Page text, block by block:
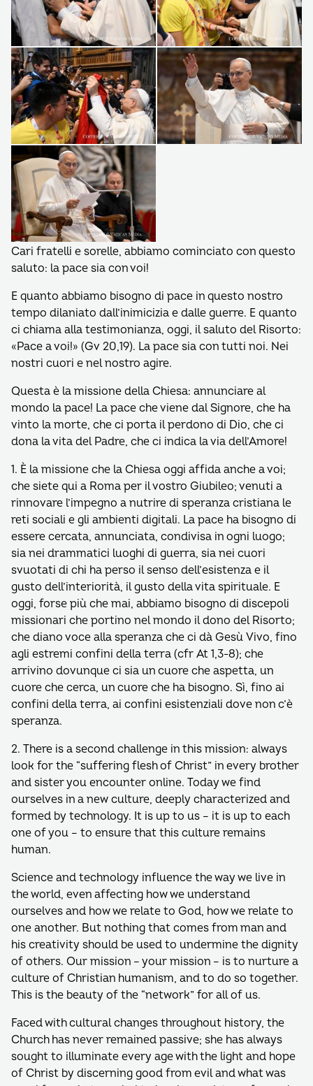
Cari fratelli e sorelle, abbiamo cominciato con questo
saluto: la pace sia con voi!
E quanto abbiamo bisogno di pace in questo nostro
tempo dilaniato dall’inimicizia e dalle guerre. E quanto
ci chiama alla testimonianza, oggi, il saluto del Risorto:
«Pace a voi!» (Gv 20,19). La pace sia con tutti noi. Nei
nostri cuori e nel nostro agire.
Questa è la missione della Chiesa: annunciare al
mondo la pace! La pace che viene dal Signore, che ha
vinto la morte, che ci porta il perdono di Dio, che ci
dona la vita del Padre, che ci indica la via dell’Amore!
1. È la missione che la Chiesa oggi affida anche a voi;
che siete qui a Roma per il vostro Giubileo; venuti a
rinnovare l’impegno a nutrire di speranza cristiana le
reti sociali e gli ambienti digitali. La pace ha bisogno di
essere cercata, annunciata, condivisa in ogni luogo;
sia nei drammatici luoghi di guerra, sia nei cuori
svuotati di chi ha perso il senso dell’esistenza e il
gusto dell’interiorità, il gusto della vita spirituale. E
oggi, forse più che mai, abbiamo bisogno di discepoli
missionari che portino nel mondo il dono del Risorto;
che diano voce alla speranza che ci dà Gesù Vivo, fino
agli estremi confini della terra (cfr At 1,3-8); che
arrivino dovunque ci sia un cuore che aspetta, un
cuore che cerca, un cuore che ha bisogno. Sì, fino ai
confini della terra, ai confini esistenziali dove non c’è
speranza.
2. There is a second challenge in this mission: always
look for the “suffering flesh of Christ” in every brother
and sister you encounter online. Today we find
ourselves in a new culture, deeply characterized and
formed by technology. It is up to us – it is up to each
one of you – to ensure that this culture remains
human.
Science and technology influence the way we live in
the world, even affecting how we understand
ourselves and how we relate to God, how we relate to
one another. But nothing that comes from man and
his creativity should be used to undermine the dignity
of others. Our mission – your mission – is to nurture a
culture of Christian humanism, and to do so together.
This is the beauty of the “network” for all of us.
Faced with cultural changes throughout history, the
Church has never remained passive; she has always
sought to illuminate every age with the light and hope
of Christ by discerning good from evil and what was